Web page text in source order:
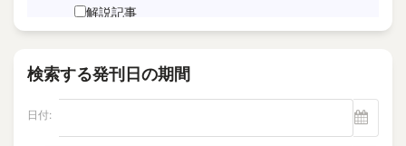
サブドレン
パルスエコー法、電磁共鳴法
モニタリング
塩分除去
逆浸透膜
解説記事
特集記事
No.1
論文
Vol.22
検索する発刊日の期間
日付: